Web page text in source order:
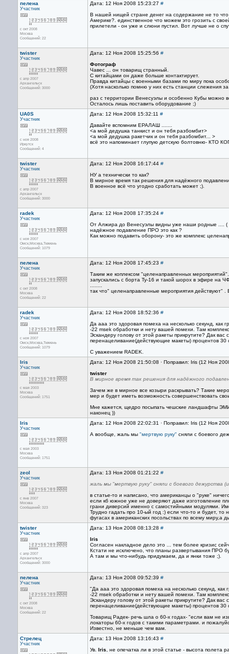
пелена
Участник
с окт 2008
Москва
Сообщений: 22
Дата: 12 Ноя 2008 15:23:27 #
В нашей нищей стране денег на содержание не то
Америке?. единственное что можем это грозить с
прилетели - он уже и слюни пустил. Вот лучше не о
twister
Участник
с апр 2007
Архангельск
Сообщений: 3000
Дата: 12 Ноя 2008 15:25:56 #
Фотограф
Чавес ... он товарищ странный.
С китайцами он даже больше контактирует.
Правда китайцы с военными базами по миру пока
(Хотя насколько помню у них есть станции слежения
раз с территории Венесуэлы и особенно Кубы можно
Осталось лишь поставить оборудование ;)
UA0S
Участник
с ноя 2008
Иркутск
Сообщений: 4
Дата: 12 Ноя 2008 15:32:11 #
Давайте вспомним ЕРАЛАШ .......
<а мой дедушка танкист и он тебя разбомбит>
<а мой дедушка ракетчик и он тебя разбомбит... >
всё это напоминает глупую детскую болтовню- КТО
twister
Участник
с апр 2007
Архангельск
Сообщений: 3000
Дата: 12 Ноя 2008 16:17:44 #
НУ а технически то как?
В мирное время так решения для надёжного
В военное всё что угодно сработать может ;).
radek
Участник
с ноя 2007
Омск,Москва,Тюмень
Сообщений: 1079
Дата: 12 Ноя 2008 17:35:24 #
От Алжира до Венесуэлы видны уже наши родные .... (
надёжное подавление ПРО это как ?
Как можно подавить оборону- это же комплекс
пелена
Участник
с окт 2008
Москва
Сообщений: 22
Дата: 12 Ноя 2008 17:45:23 #
Таким же коплексом "целенаправленных
запускались с борта Ту-16 и такой шорох в эфире на
так что" целенаправленные мероприятия действуют"
radek
Участник
с ноя 2007
Омск,Москва,Тюмень
Сообщений: 1079
Дата: 12 Ноя 2008 18:52:36 #
Да ааа это здоровая помеха на несколько секунд,
-22 msek обработки и нету вашей помехи. Там
Эскандеру голову от этой ракеты прикрутите? Дак
перенацеливание(действующие макеты) процентов
С уважением RADEK.
Iris
Участник
с мая 2003
Москва
Сообщений: 1751
Дата: 12 Ноя 2008 21:50:08 · Поправил: Iris (12 Ноя
twister
В мирное время так решения для надёжного
Зачем же в мирное все козыри раскрывать? Такие
мер и будет иметь возможность совершенствовать
Мне кажется, щедро посыпать чешские ландшафты
наконец ))
Iris
Участник
с мая 2003
Москва
Сообщений: 1751
Дата: 12 Ноя 2008 22:02:31 · Поправил: Iris (12 Ноя
А вообще, жаль мы "мертвую руку" сняли с боевого
zeol
Участник
с янв 2007
Москва
Сообщений: 323
Дата: 13 Ноя 2008 01:21:22 #
жаль мы "мертвую руку" сняли с боевого дежурства
в статье-то и написано, что американцы о "руке"
если кб южное уже не доверяют даже изготовление
грани диверсий именно с самостийными модулями.
Трудно гадать про 10-ый год :) если что-то и будет,
фугасах в американских посольствах по всему миру,а
twister
Участник
с апр 2007
Архангельск
Сообщений: 3000
Дата: 13 Ноя 2008 08:13:28 #
Iris
Согласен накладное дело это ... тем более кризис
Кстати не исключено, что планы развертывания ПРО
А там и мы что-нибудь придумаем, да и янки тоже ;).
пелена
Участник
с окт 2008
Москва
Сообщений: 22
Дата: 13 Ноя 2008 09:52:39 #
"Да ааа это здоровая помеха на несколько секунд,
-22 msek обработки и нету вашей помехи. Там
Эскандеру голову от этой ракеты прикрутите? Дак
перенацеливание(действующие макеты) процентов
Товарищ Радек- речь шла о 60-х годах- "если вам не
локаторы 60-х годов с такими параметрами. и
Известно, не меньше чем вам.
Стрелец
Участник
Дата: 13 Ноя 2008 13:16:43 #
Ув. Iris , не опечатка ли в этой статье - высота полета